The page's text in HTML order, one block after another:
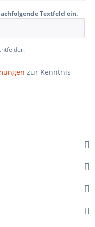
Textfeld ein.
zur Kenntnis